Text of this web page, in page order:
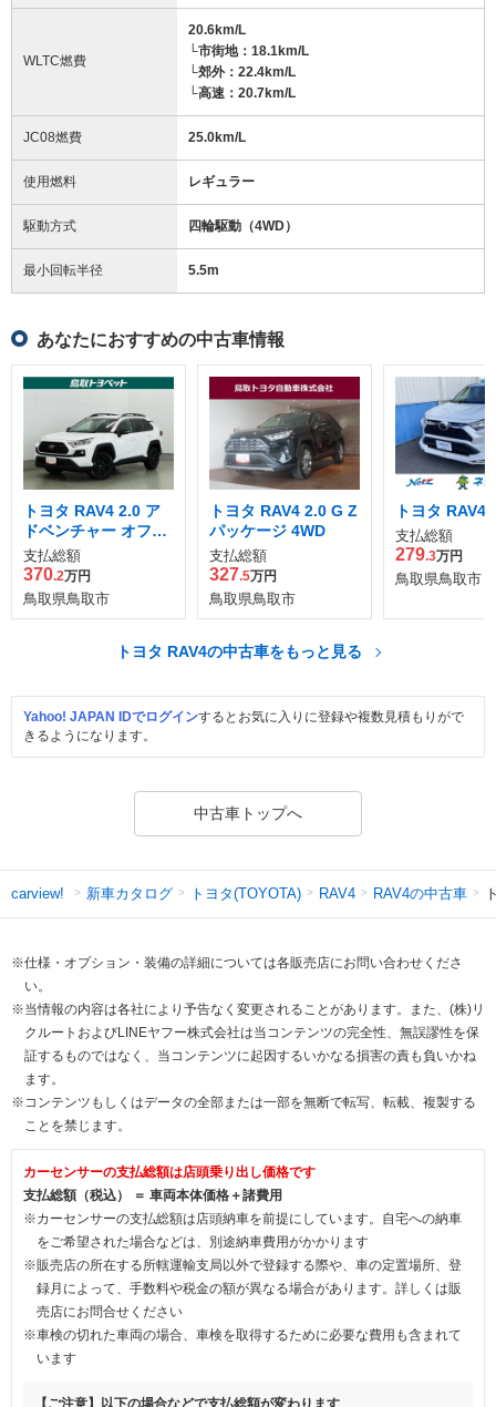
WLTC燃費
20.6km/L
└市街地：18.1km/L
└郊外：22.4km/L
└高速：20.7km/L
JC08燃費 25.0km/L
使用燃料 レギュラー
駆動方式 四輪駆動（4WD）
最小回転半径 5.5m
あなたにおすすめの中古車情報
トヨタ RAV4 2.0 ア
ドベンチャー オフロ
ード パッケージII 4W
D
支払総額
370.2万円
鳥取県鳥取市
トヨタ RAV4 2.0 G Z
パッケージ 4WD
支払総額
327.5万円
鳥取県鳥取市
トヨタ RAV4
支払総額
279.3万円
鳥取県鳥取市
トヨタ RAV4の中古車をもっと見る
Yahoo! JAPAN IDでログインするとお気に入りに登録や複数見積もりがで
きるようになります。
中古車トップへ
carview! 新車カタログ トヨタ(TOYOTA) RAV4 RAV4の中古車
※仕様・オプション・装備の詳細については各販売店にお問い合わせくださ
い。
※当情報の内容は各社により予告なく変更されることがあります。また、(株)リ
クルートおよびLINEヤフー株式会社は当コンテンツの完全性、無誤謬性を保
証するものではなく、当コンテンツに起因するいかなる損害の責も負いかね
ます。
※コンテンツもしくはデータの全部または一部を無断で転写、転載、複製する
ことを禁じます。
カーセンサーの支払総額は店頭乗り出し価格です
支払総額（税込） ＝ 車両本体価格＋諸費用
※カーセンサーの支払総額は店頭納車を前提にしています。自宅への納車
をご希望された場合などは、別途納車費用がかかります
※販売店の所在する所轄運輸支局以外で登録する際や、車の定置場所、登
録月によって、手数料や税金の額が異なる場合があります。詳しくは販
売店にお問合せください
※車検の切れた車両の場合、車検を取得するために必要な費用も含まれて
います
【ご注意】以下の場合などで支払総額が変わります